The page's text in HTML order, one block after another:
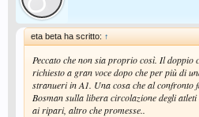
eta beta ha scritto: ↑
Peccato che non sia proprio così. Il
richiesto a gran voce dopo che per più di
stranueri in A1. Una cosa che al confronto
Bosman sulla libera circolazione degli
ai ripari, altro che promesse..